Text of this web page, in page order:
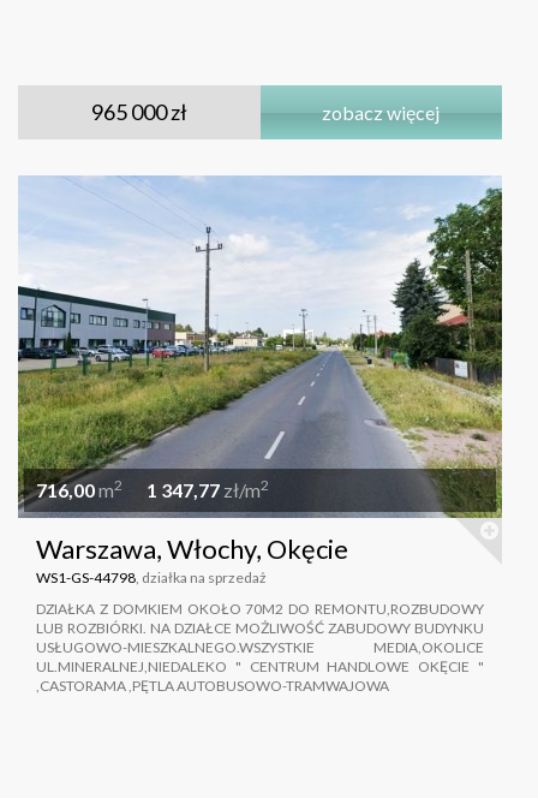
965 000 zł zobacz więcej
716,00m2 1 347,77 zł/m2
Warszawa, Włochy, Okęcie
WS1-GS-44798, działka na sprzedaż
DZIAŁKA Z DOMKIEM OKOŁO 70M2 DO REMONTU,ROZBUDOWY
LUB ROZBIÓRKI. NA DZIAŁCE MOŻLIWOŚĆ ZABUDOWY BUDYNKU
USŁUGOWO-MIESZKALNEGO.WSZYSTKIE MEDIA,OKOLICE
UL.MINERALNEJ,NIEDALEKO " CENTRUM HANDLOWE OKĘCIE "
,CASTORAMA ,PĘTLA AUTOBUSOWO-TRAMWAJOWA